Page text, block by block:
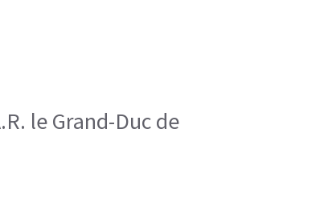
le Grand-Duc de